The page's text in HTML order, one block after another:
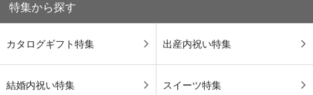
特集から探す
カタログギフト特集 出産内祝い特集
結婚内祝い特集 スイーツ特集